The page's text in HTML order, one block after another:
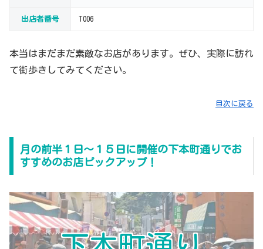
出店者番号 T006
本当はまだまだ素敵なお店があります。ぜひ、実際に訪れ
て街歩きしてみてください。
目次に戻る
月の前半１日～１５日に開催の下本町通りでお
すすめのお店ピックアップ！